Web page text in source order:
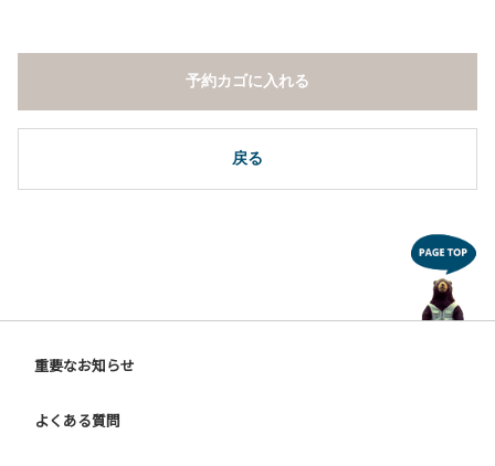
戻る
予約カゴに入れる
重要なお知らせ
よくある質問